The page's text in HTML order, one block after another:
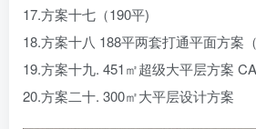
17.方案十七（190平)
18.方案十八 188平两套打通平面方案
19.方案十九. 451㎡超级大平层方案
20.方案二十. 300㎡大平层设计方案